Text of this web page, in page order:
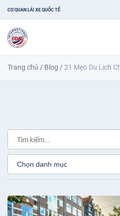
CƠ QUAN LÁI XE QUỐC TẾ
Trang chủ / Blog /21 Mẹo Du Lịch